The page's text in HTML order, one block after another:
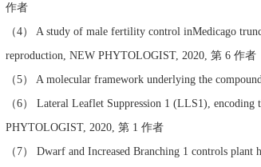
作者
（4） A study of male fertility control inMedicago
reproduction, NEW PHYTOLOGIST, 2020, 第 6 作者
（5） A molecular framework underlying the
（6） Lateral Leaflet Suppression 1 (LLS1),
PHYTOLOGIST, 2020, 第 1 作者
（7） Dwarf and Increased Branching 1 controls